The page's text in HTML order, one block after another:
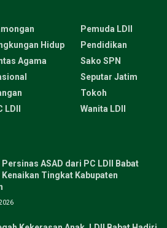
Hidup
Agama
LDII
Pemuda LDII
Pendidikan
Sako SPN
Seputar Jatim
Tokoh
Wanita LDII
ASAD dari PC LDII Babat
Tingkat Kabupaten